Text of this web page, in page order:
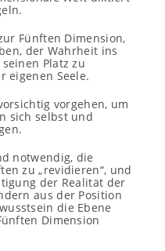
Fünften Dimension,
der Wahrheit ins
Platz zu
eigenen Seele.
vorgehen, um
sich selbst und
notwendig, die
zu „revidieren“, und
der Realität der
aus der Position
die Ebene
Dimension